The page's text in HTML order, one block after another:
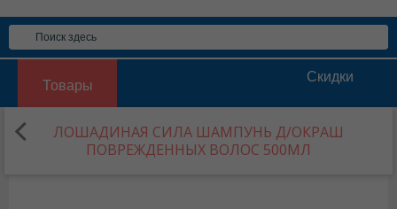
Товары
Скидки
ЛОШАДИНАЯ СИЛА ШАМПУНЬ Д/ОКРАШ
ПОВРЕЖДЕННЫХ ВОЛОС 500МЛ